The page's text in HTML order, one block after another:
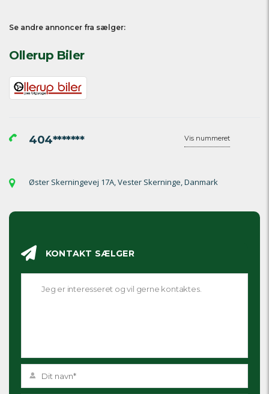
Se andre annoncer fra sælger:
Ollerup Biler
404******* Vis nummeret
Øster Skerningevej 17A, Vester Skerninge, Danmark
KONTAKT SÆLGER